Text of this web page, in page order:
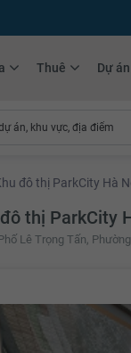
Thuê Dự án
đô thị ParkCity Hà
thị ParkCity
Lê Trọng Tấn,